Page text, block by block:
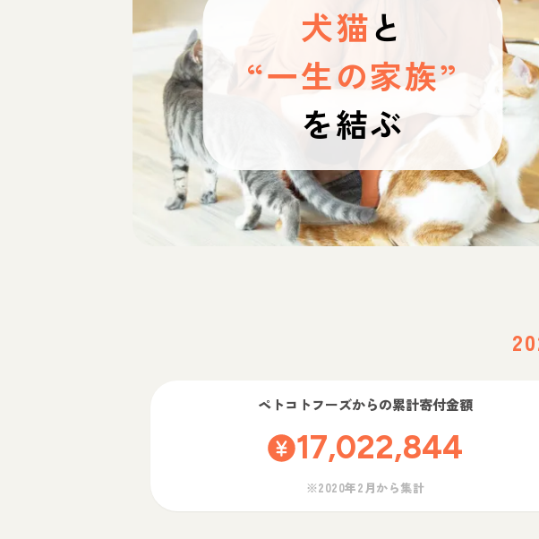
犬猫と
“一生の家族”
を結ぶ
ペトコトフーズからの累計寄付金額
17,022,844
※2020年2月から集計